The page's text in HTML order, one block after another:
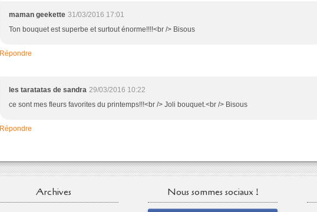
maman geekette 31/03/2016 17:01
Ton bouquet est superbe et surtout énorme!!!!<br /> Bisous
Répondre
les taratatas de sandra 29/03/2016 10:22
ce sont mes fleurs favorites du printemps!!!<br /> Joli bouquet.<br /> Bisous
Répondre
Archives Nous sommes sociaux !